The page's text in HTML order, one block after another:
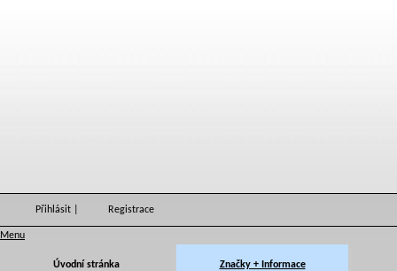
Přihlásit Registrace
Menu
Úvodní stránka Značky + Informace